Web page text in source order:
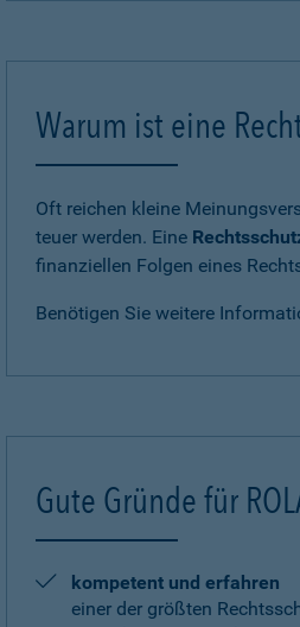
Warum ist eine
Oft reichen kleine
teuer werden. Eine
finanziellen Folgen eines
Benötigen Sie weitere
Gute Gründe für
kompetent und erfahren
einer der größten